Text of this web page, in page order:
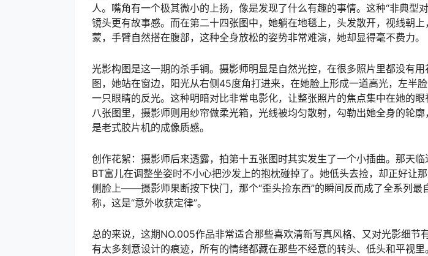
人。嘴角有一个极其微小的上扬，像是发现了什么有趣的事情。这种“非典型
镜头更有故事感。而在第二十四张图中，她躺在地毯上，头发散开，视线朝
蒙，手臂自然搭在腹部，这种全身放松的姿势非常难演，她却显得毫不费力。
光影构图是这一期的杀手锏。摄影师明显是自然光控，在很多照片里都没有
图，她站在窗边，阳光从右侧45度角打进来，在她脸上形成一道高光，左半
一只眼睛的反光。这种明暗对比非常电影化，让整张照片的焦点集中在她的
八张图里，摄影师则用纱帘做柔光箱，光线被均匀散射，勾勒出她全身的轮
是老式胶片机的成像质感。
创作花絮：摄影师后来透露，拍第十五张图时其实发生了一个小插曲。那天临
BT富儿在调整坐姿时不小心把沙发上的抱枕碰掉了。她低头去捡，却正好让
侧脸上——摄影师果断按下快门，那个“歪头捡东西”的瞬间反而成了全系列最
称，这是“意外收获定律”。
总的来说，这期NO.005作品非常适合那些喜欢清新写真风格、又对光影细节
有太多刻意设计的痕迹，所有的情绪都藏在那些不经意的转头、低头和平视